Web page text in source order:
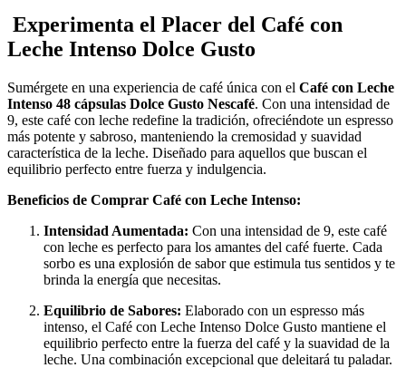
Experimenta el Placer del Café con
Leche Intenso Dolce Gusto
Sumérgete en una experiencia de café única con el Café con Leche
Intenso 48 cápsulas Dolce Gusto Nescafé. Con una intensidad de
9, este café con leche redefine la tradición, ofreciéndote un espresso
más potente y sabroso, manteniendo la cremosidad y suavidad
característica de la leche. Diseñado para aquellos que buscan el
equilibrio perfecto entre fuerza y indulgencia.
Beneficios de Comprar Café con Leche Intenso:
Intensidad Aumentada: Con una intensidad de 9, este café
con leche es perfecto para los amantes del café fuerte. Cada
sorbo es una explosión de sabor que estimula tus sentidos y te
brinda la energía que necesitas.
Equilibrio de Sabores: Elaborado con un espresso más
intenso, el Café con Leche Intenso Dolce Gusto mantiene el
equilibrio perfecto entre la fuerza del café y la suavidad de la
leche. Una combinación excepcional que deleitará tu paladar.